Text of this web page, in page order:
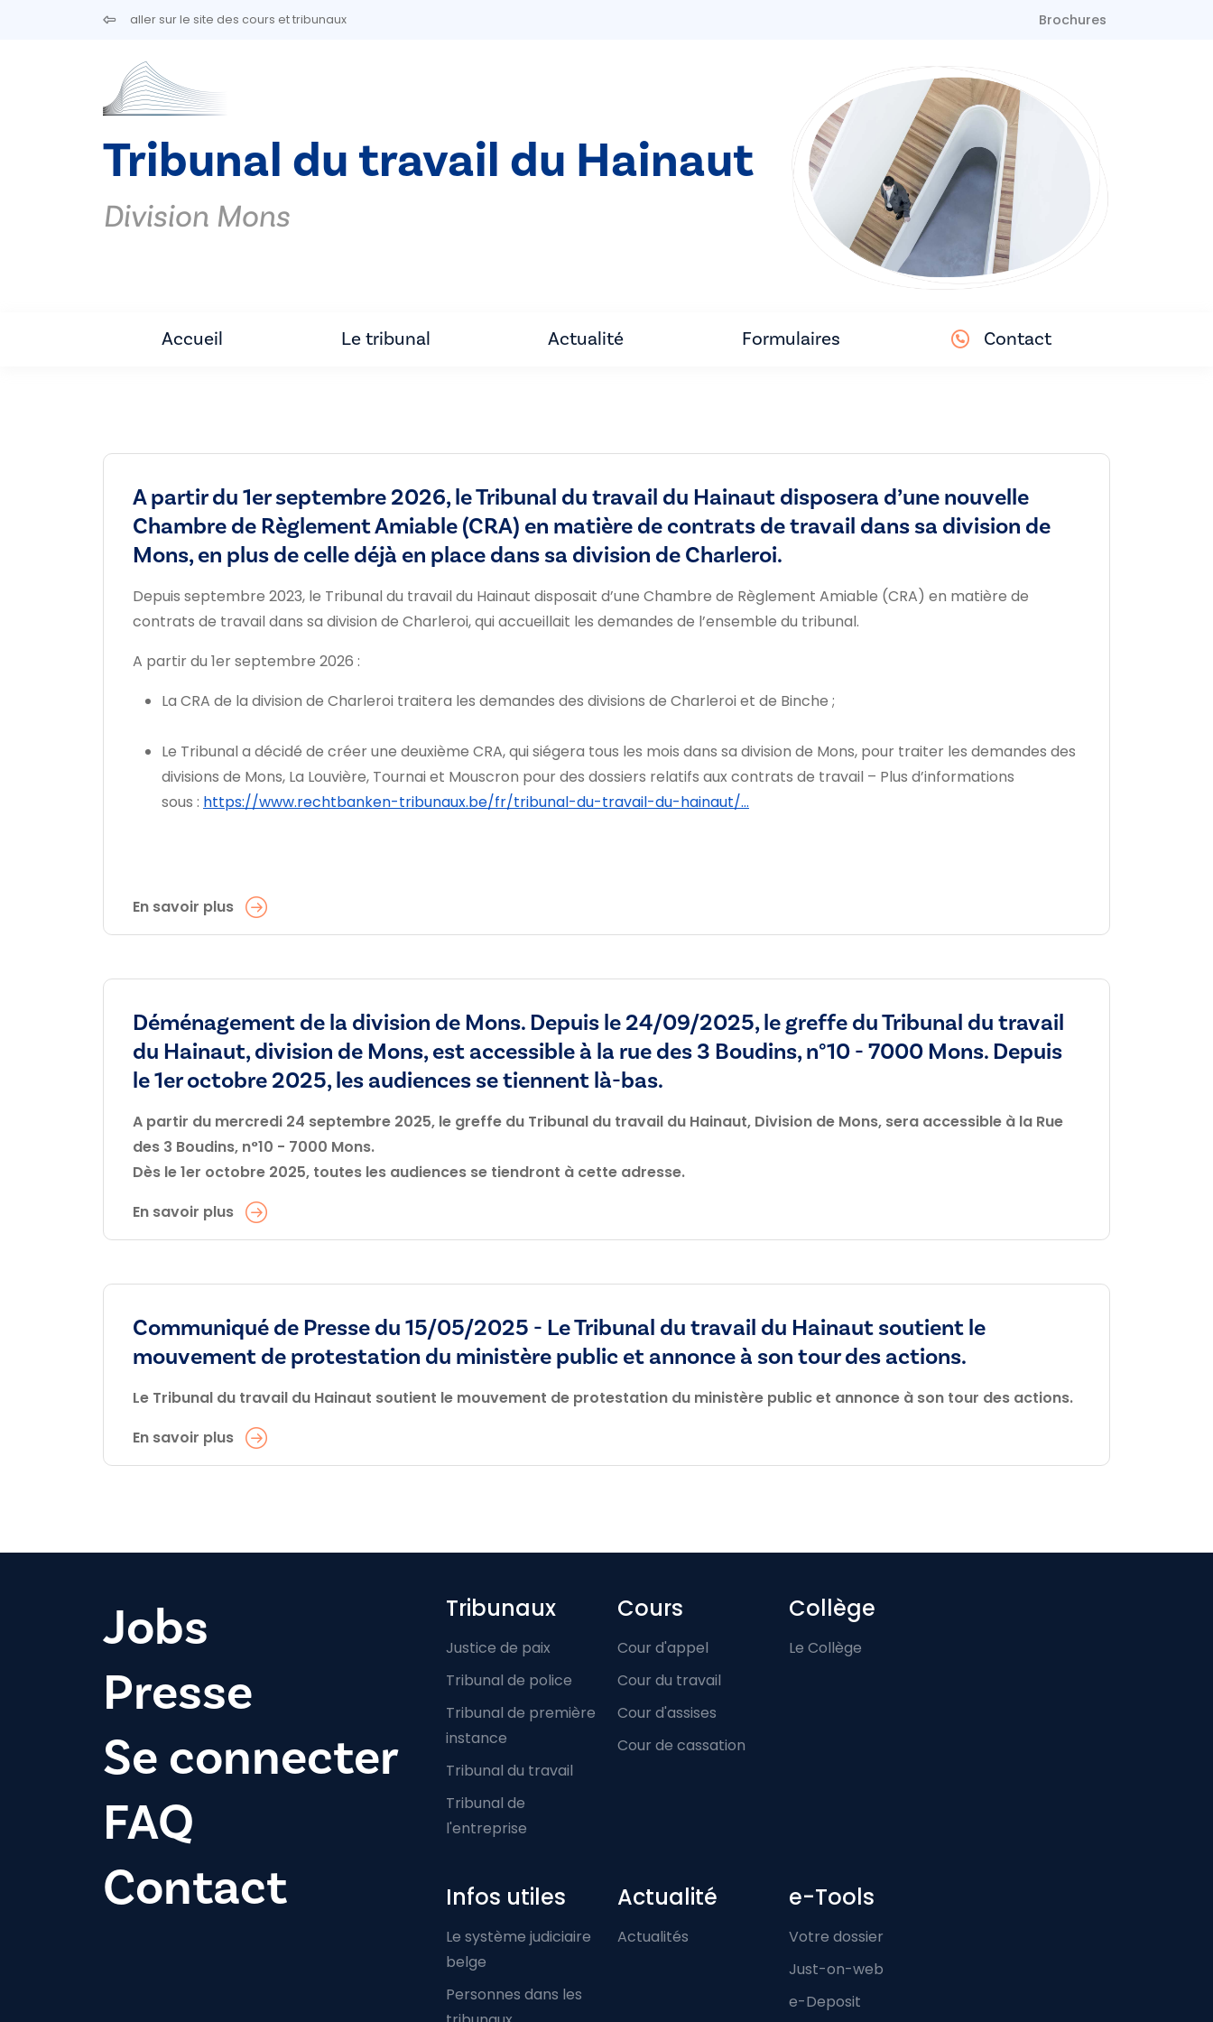
Aller au contenu principalaller sur le site des cours et tribunaux Brochures
Tribunal du travail du Hainaut
Division Mons
Accueil Le tribunal Actualité Formulaires Contact
A partir du 1er septembre 2026, le Tribunal du travail du Hainaut disposera d’une nouvelle
Chambre de Règlement Amiable (CRA) en matière de contrats de travail dans sa division de
Mons, en plus de celle déjà en place dans sa division de Charleroi.
Depuis septembre 2023, le Tribunal du travail du Hainaut disposait d’une Chambre de Règlement Amiable (CRA) en matière de
contrats de travail dans sa division de Charleroi, qui accueillait les demandes de l’ensemble du tribunal.
A partir du 1er septembre 2026 :
La CRA de la division de Charleroi traitera les demandes des divisions de Charleroi et de Binche ;
Le Tribunal a décidé de créer une deuxième CRA, qui siégera tous les mois dans sa division de Mons, pour traiter les demandes des
divisions de Mons, La Louvière, Tournai et Mouscron pour des dossiers relatifs aux contrats de travail – Plus d’informations
sous : https://www.rechtbanken-tribunaux.be/fr/tribunal-du-travail-du-hainaut/…
En savoir plus
Déménagement de la division de Mons. Depuis le 24/09/2025, le greffe du Tribunal du travail
du Hainaut, division de Mons, est accessible à la rue des 3 Boudins, n°10 - 7000 Mons. Depuis
le 1er octobre 2025, les audiences se tiennent là-bas.
A partir du mercredi 24 septembre 2025, le greffe du Tribunal du travail du Hainaut, Division de Mons, sera accessible à la Rue
des 3 Boudins, n°10 - 7000 Mons.
Dès le 1er octobre 2025, toutes les audiences se tiendront à cette adresse.
En savoir plus
Communiqué de Presse du 15/05/2025 - Le Tribunal du travail du Hainaut soutient le
mouvement de protestation du ministère public et annonce à son tour des actions.
Le Tribunal du travail du Hainaut soutient le mouvement de protestation du ministère public et annonce à son tour des actions.
En savoir plus
Jobs
Presse
Se connecter
FAQ
Contact
Footer-menu
Tribunaux
Justice de paix
Tribunal de police
Tribunal de première
instance
Tribunal du travail
Tribunal de
l'entreprise
Cours
Cour d'appel
Cour du travail
Cour d'assises
Cour de cassation
Collège
Le Collège
Infos utiles
Le système judiciaire
belge
Personnes dans les
Actualité
Actualités
e-Tools
Votre dossier
Just-on-web
e-Deposit